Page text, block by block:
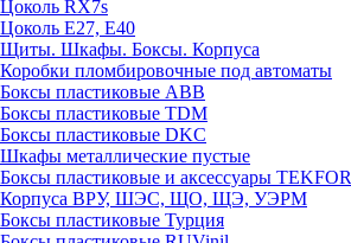
Цоколь RX7s
Цоколь Е27, E40
Щиты. Шкафы. Боксы. Корпуса
Коробки пломбировочные под автоматы
Боксы пластиковые ABB
Боксы пластиковые TDM
Боксы пластиковые DKC
Шкафы металлические пустые
Боксы пластиковые и аксессуары TEKFOR
Корпуса ВРУ, ШЭС, ЩО, ЩЭ, УЭРМ
Боксы пластиковые Турция